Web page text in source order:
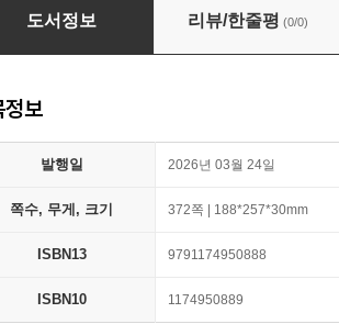
진도별 변시·사시기출 헌법 사례연습
도서정보 리뷰/한줄평 (0/0)
정보
발행일 2026년 03월 24일
쪽수, 무게, 크기 372쪽 | 188*257*30mm
ISBN13 9791174950888
ISBN10 1174950889